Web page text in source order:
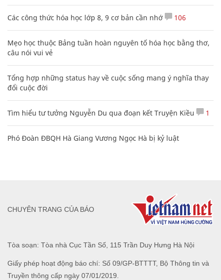
Các công thức hóa học lớp 8, 9 cơ bản cần nhớ 106
Mẹo học thuộc Bảng tuần hoàn nguyên tố hóa học bằng thơ,
câu nói vui vẻ
Tổng hợp những status hay về cuộc sống mang ý nghĩa thay
đổi cuộc đời
Tìm hiểu tư tưởng Nguyễn Du qua đoạn kết Truyện Kiều 1
Phó Đoàn ĐBQH Hà Giang Vương Ngọc Hà bị kỷ luật
Tòa soạn: Tòa nhà Cục Tần Số, 115 Trần Duy Hưng Hà Nội
Giấy phép hoạt động báo chí: Số 09/GP-BTTTT, Bộ Thông tin và
Truyền thông cấp ngày 07/01/2019.
CHUYÊN TRANG CỦA BÁO